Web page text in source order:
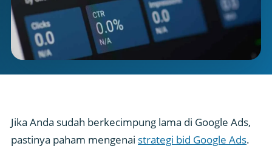
Jika Anda sudah berkecimpung lama di Google Ads,
pastinya paham mengenai strategi bid Google Ads.